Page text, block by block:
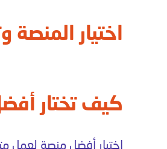
اختيار المنصة
كيف تختار
اختيار أفضل منصة لعمل